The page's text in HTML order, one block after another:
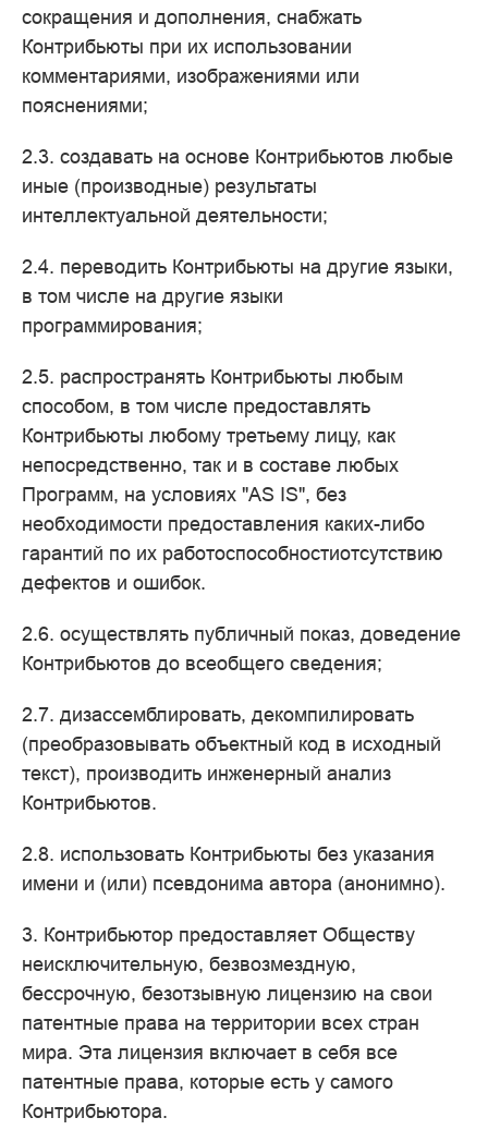
сокращения и дополнения, снабжать
Контрибьюты при их использовании
комментариями, изображениями или
пояснениями;
2.3. создавать на основе Контрибьютов любые
иные (производные) результаты
интеллектуальной деятельности;
2.4. переводить Контрибьюты на другие языки,
в том числе на другие языки
программирования;
2.5. распространять Контрибьюты любым
способом, в том числе предоставлять
Контрибьюты любому третьему лицу, как
непосредственно, так и в составе любых
Программ, на условиях "AS IS", без
необходимости предоставления каких-либо
гарантий по их работоспособностиотсутствию
дефектов и ошибок.
2.6. осуществлять публичный показ, доведение
Контрибьютов до всеобщего сведения;
2.7. дизассемблировать, декомпилировать
(преобразовывать объектный код в исходный
текст), производить инженерный анализ
Контрибьютов.
2.8. использовать Контрибьюты без указания
имени и (или) псевдонима автора (анонимно).
3. Контрибьютор предоставляет Обществу
неисключительную, безвозмездную,
бессрочную, безотзывную лицензию на свои
патентные права на территории всех стран
мира. Эта лицензия включает в себя все
патентные права, которые есть у самого
Контрибьютора.